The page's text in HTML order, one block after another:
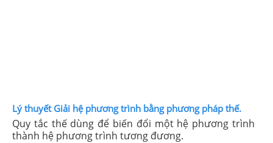
Lý thuyết Giải hệ phương trình bằng phương pháp thế.
Quy tắc thế dùng để biến đổi một hệ phương trình
thành hệ phương trình tương đương.